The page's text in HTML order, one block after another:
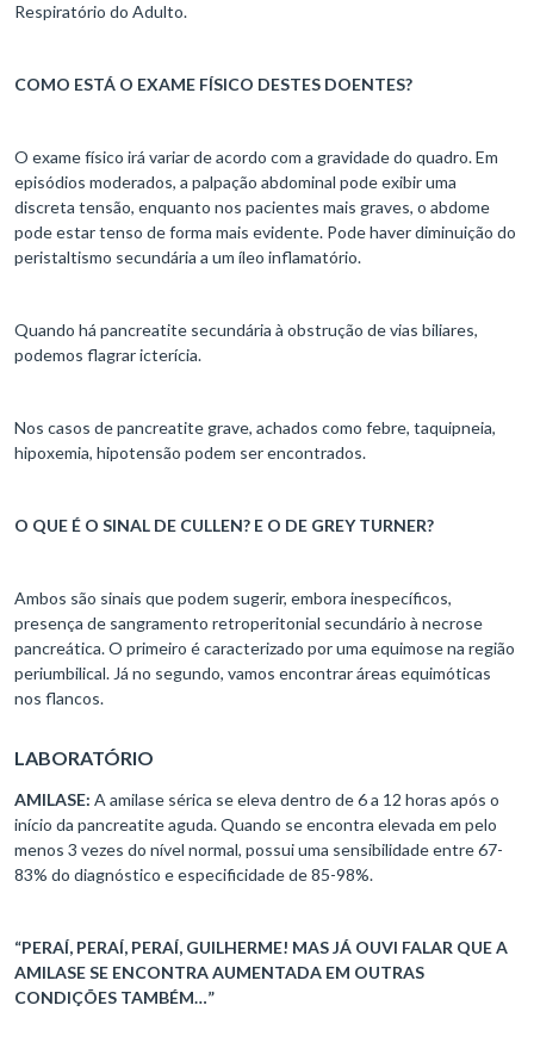
Respiratório do Adulto.
COMO ESTÁ O EXAME FÍSICO DESTES DOENTES?
O exame físico irá variar de acordo com a gravidade do quadro. Em
episódios moderados, a palpação abdominal pode exibir uma
discreta tensão, enquanto nos pacientes mais graves, o abdome
pode estar tenso de forma mais evidente. Pode haver diminuição do
peristaltismo secundária a um íleo inflamatório.
Quando há pancreatite secundária à obstrução de vias biliares,
podemos flagrar icterícia.
Nos casos de pancreatite grave, achados como febre, taquipneia,
hipoxemia, hipotensão podem ser encontrados.
O QUE É O SINAL DE CULLEN? E O DE GREY TURNER?
Ambos são sinais que podem sugerir, embora inespecíficos,
presença de sangramento retroperitonial secundário à necrose
pancreática. O primeiro é caracterizado por uma equimose na região
periumbilical. Já no segundo, vamos encontrar áreas equimóticas
nos flancos.
LABORATÓRIO
AMILASE: A amilase sérica se eleva dentro de 6 a 12 horas após o
início da pancreatite aguda. Quando se encontra elevada em pelo
menos 3 vezes do nível normal, possui uma sensibilidade entre 67-
83% do diagnóstico e especificidade de 85-98%.
“PERAÍ, PERAÍ, PERAÍ, GUILHERME! MAS JÁ OUVI FALAR QUE A
AMILASE SE ENCONTRA AUMENTADA EM OUTRAS
CONDIÇÕES TAMBÉM…”